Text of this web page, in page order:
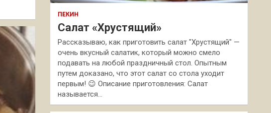
ПЕКИН
Салат «Хрустящий»
Рассказываю, как приготовить салат "Хрустящий" —
очень вкусный салатик, который можно смело
подавать на любой праздничный стол. Опытным
путем доказано, что этот салат со стола уходит
первым! 😉 Описание приготовления: Салат
называется…